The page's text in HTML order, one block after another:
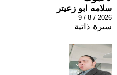
سلامه ابو زعيتر
2026 / 8 / 9
سيرة ذاتية